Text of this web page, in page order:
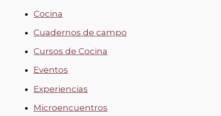
Cocina
Cuadernos de campo
Cursos de Cocina
Eventos
Experiencias
Microencuentros